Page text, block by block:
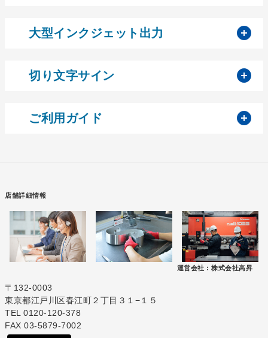
大型インクジェット出力
切り文字サイン
ご利用ガイド
店舗詳細情報
運営会社 : 株式会社高昇
〒132-0003
東京都江戸川区春江町２丁目３１−１５
TEL 0120-120-378
FAX 03-5879-7002